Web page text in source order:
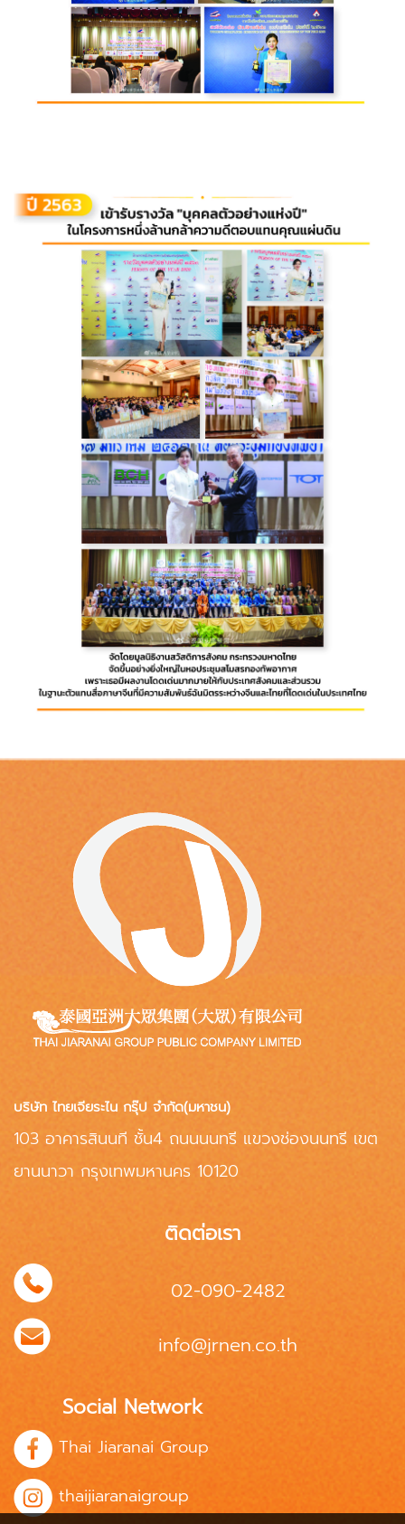
บริษัท ไทยเจียระไน กรุ๊ป จำกัด(มหาชน)
103 อาคารสินนที ชั้น4 ถนนนนทรี แขวงช่องนนทรี เขต
ยานนาวา กรุงเทพมหานคร 10120
ติดต่อเรา
02-090-2482
info@jrnen.co.th
Social Network
Thai Jiaranai Group
thaijiaranaigroup